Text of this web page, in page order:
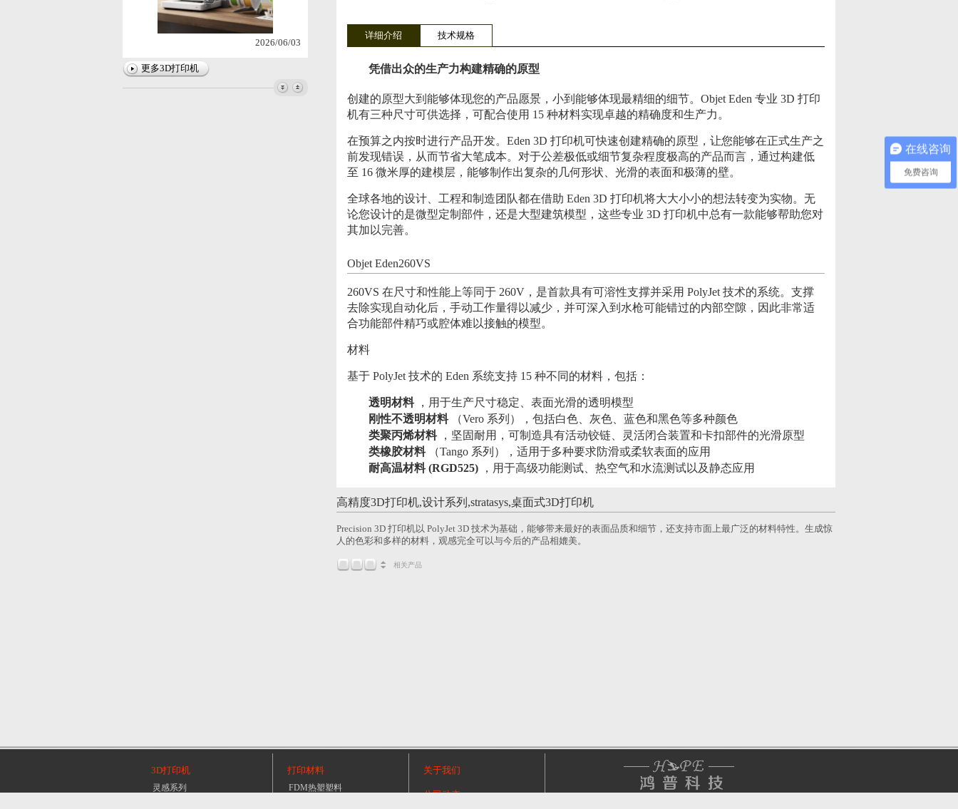
2026/06/03
拓竹X2D
更多3D打印机
详细介绍 技术规格
凭借出众的生产力构建精确的原型
创建的原型大到能够体现您的产品愿景，小到能够体现最精细的细节。Objet Eden 专业 3D 打印
机有三种尺寸可供选择，可配合使用 15 种材料实现卓越的精确度和生产力。
在预算之内按时进行产品开发。Eden 3D 打印机可快速创建精确的原型，让您能够在正式生产之
前发现错误，从而节省大笔成本。对于公差极低或细节复杂程度极高的产品而言，通过构建低
至 16 微米厚的建模层，能够制作出复杂的几何形状、光滑的表面和极薄的壁。
全球各地的设计、工程和制造团队都在借助 Eden 3D 打印机将大大小小的想法转变为实物。无
论您设计的是微型定制部件，还是大型建筑模型，这些专业 3D 打印机中总有一款能够帮助您对
其加以完善。
Objet Eden260VS
260VS 在尺寸和性能上等同于 260V，是首款具有可溶性支撑并采用 PolyJet 技术的系统。支撑
去除实现自动化后，手动工作量得以减少，并可深入到水枪可能错过的内部空隙，因此非常适
合功能部件精巧或腔体难以接触的模型。
材料
基于 PolyJet 技术的 Eden 系统支持 15 种不同的材料，包括：
透明材料，用于生产尺寸稳定、表面光滑的透明模型
刚性不透明材料（Vero 系列），包括白色、灰色、蓝色和黑色等多种颜色
类聚丙烯材料，坚固耐用，可制造具有活动铰链、灵活闭合装置和卡扣部件的光滑原型
类橡胶材料（Tango 系列），适用于多种要求防滑或柔软表面的应用
耐高温材料 (RGD525) ，用于高级功能测试、热空气和水流测试以及静态应用
高精度3D打印机,设计系列,stratasys,桌面式3D打印机
Precision 3D 打印机以 PolyJet 3D 技术为基础，能够带来最好的表面品质和细节，还支持市面上最广泛的材料特性。生成惊
人的色彩和多样的材料，观感完全可以与今后的产品相媲美。
相关产品
3D打印机
灵感系列
打印材料
FDM热塑塑料
关于我们
公司动态
在线咨询
免费咨询